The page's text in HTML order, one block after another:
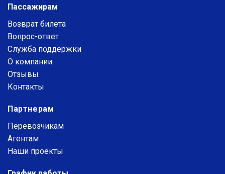
Пассажирам
Возврат билета
Вопрос-ответ
Служба поддержки
О компании
Отзывы
Контакты
Партнерам
Перевозчикам
Агентам
Наши проекты